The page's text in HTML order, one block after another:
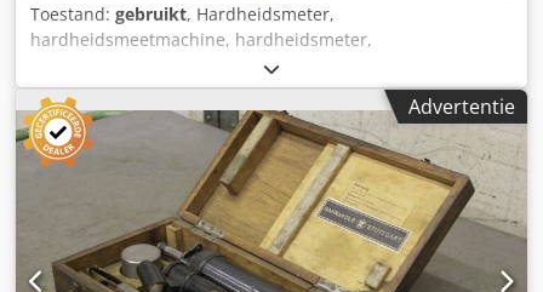
Toestand: gebruikt, Hardheidsmeter,
hardheidsmeetmachine, hardheidsmeter,
hardheidsmeter, schokhardheidsmeter,
hardheidsvergelijkingsplaat, testblok, kalibratie- en
instelplaat -Fabrikant: SiB, het testblok van de
hardheidsreferentie Dcodjk Egkwopfx Ah Ask -type:
199HBW 5/750 -afmeting doos: 180/170/H35 mm -gewicht:
Advertentie